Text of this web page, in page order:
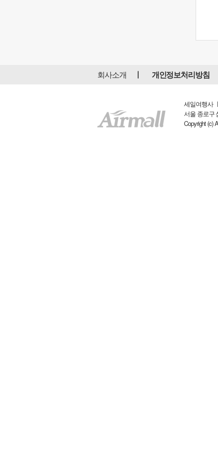
회사소개 개인정보처리방침
세일여행사
서울 종로구
Copyright (c)